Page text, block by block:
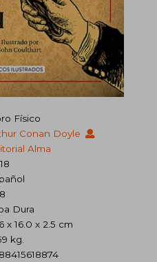
Físico
Conan Doyle
Alma
Dura
x 16.0 x 2.5 cm
kg.